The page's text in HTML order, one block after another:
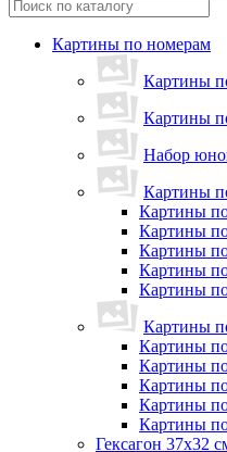
Картины по номерам
Картины
Картины
Набор
Картины
Картины
Картины
Картины
Картины
Картины
Картины
Картины
Картины
Картины
Картины
Картины
Гексагон 37х32